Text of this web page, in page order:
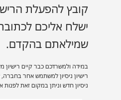
קובץ להפעלת
ישלח אליכם
שמילאתם בהקדם.
במידה ולמשרדכם כבר קיים
רישיון ניסיון למשתמש אחר בחברה,
ניסיון חדש וניתן במקום זאת לפנות